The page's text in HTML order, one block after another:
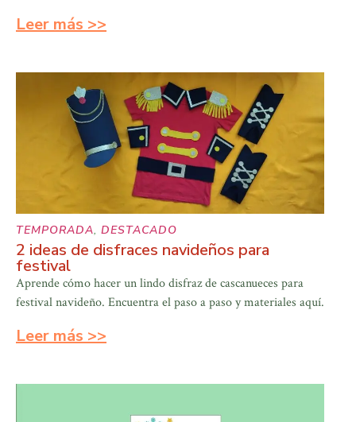
Leer más >>
TEMPORADA, DESTACADO
2 ideas de disfraces navideños para
festival
Aprende cómo hacer un lindo disfraz de cascanueces para
festival navideño. Encuentra el paso a paso y materiales aquí.
Leer más >>